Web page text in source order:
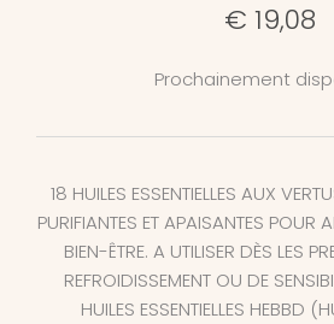
€ 19,08
Prochainement
18 HUILES ESSENTIELLES AUX
PURIFIANTES ET APAISANTES POUR
BIEN-ÊTRE. A UTILISER DÈS LES
REFROIDISSEMENT OU DE
HUILES ESSENTIELLES HEBBD